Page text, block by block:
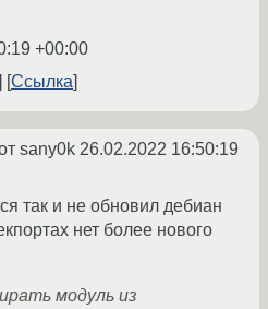
+00:00
Ссылка
sany0k 26.02.2022 16:50:19
так и не обновил дебиан
нет более нового
модуль из